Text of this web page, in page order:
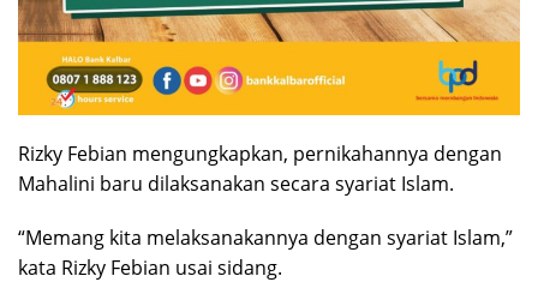
Rizky Febian mengungkapkan, pernikahannya dengan
Mahalini baru dilaksanakan secara syariat Islam.
“Memang kita melaksanakannya dengan syariat Islam,”
kata Rizky Febian usai sidang.